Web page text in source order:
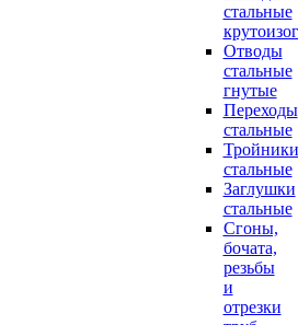
стальные
Отводы
стальные
гнутые
Переходы
стальные
Тройники
стальные
Заглушки
стальные
Сгоны,
бочата,
резьбы
и
отрезки